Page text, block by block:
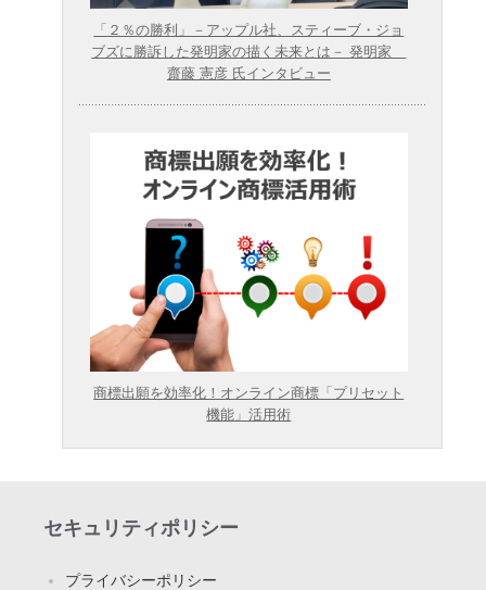
「２％の勝利」－アップル社、スティーブ・ジョ
ブズに勝訴した発明家の描く未来とは－ 発明家
齋藤 憲彦 氏インタビュー
商標出願を効率化！オンライン商標「プリセット
機能」活用術
セキュリティポリシー
プライバシーポリシー